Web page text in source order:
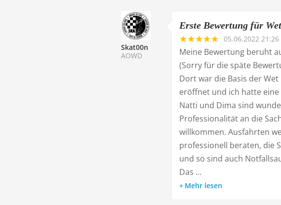
Skat00n
AOWD
Erste Bewertung für
05.06.2022 21:26
Meine Bewertung beruht
(Sorry für die späte
Dort war die Basis der
eröffnet und ich hatte
Natti und Dima sind
Professionalität an die
willkommen. Ausfahrten
professionell beraten, die
und so sind auch
Das ...
Mehr lesen